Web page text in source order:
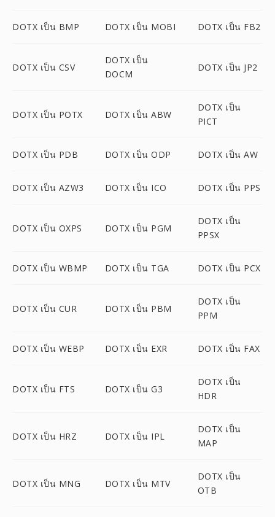
DOTX เป็น BMP DOTX เป็น MOBI DOTX เป็น FB2
DOTX เป็น CSV
DOTX เป็น
DOCM
DOTX เป็น JP2
DOTX เป็น POTX DOTX เป็น ABW
DOTX เป็น
PICT
DOTX เป็น PDB DOTX เป็น ODP DOTX เป็น AW
DOTX เป็น AZW3 DOTX เป็น ICO DOTX เป็น PPS
DOTX เป็น OXPS DOTX เป็น PGM
DOTX เป็น
PPSX
DOTX เป็น WBMP DOTX เป็น TGA DOTX เป็น PCX
DOTX เป็น CUR DOTX เป็น PBM
DOTX เป็น
PPM
DOTX เป็น WEBP DOTX เป็น EXR DOTX เป็น FAX
DOTX เป็น FTS DOTX เป็น G3
DOTX เป็น
HDR
DOTX เป็น HRZ DOTX เป็น IPL
DOTX เป็น
MAP
DOTX เป็น MNG DOTX เป็น MTV
DOTX เป็น
OTB